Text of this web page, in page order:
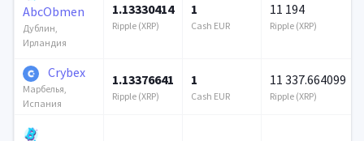
AbcObmen
Дублин,
Ирландия
1.13330414
Ripple (XRP)
1
Cash EUR
11 194
Ripple (XRP)
Crybex
Марбелья,
Испания
1.13376641
Ripple (XRP)
1
Cash EUR
11 337.664099
Ripple (XRP)